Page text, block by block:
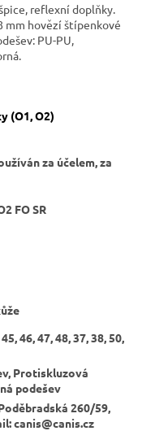
reflexní doplňky.
mm hovězí štípenkové
PU-PU,
(O1, O2)
za účelem, za
FO SR
46, 47, 48, 37, 38, 50,
Protiskluzová
podešev
260/59,
canis@canis.cz